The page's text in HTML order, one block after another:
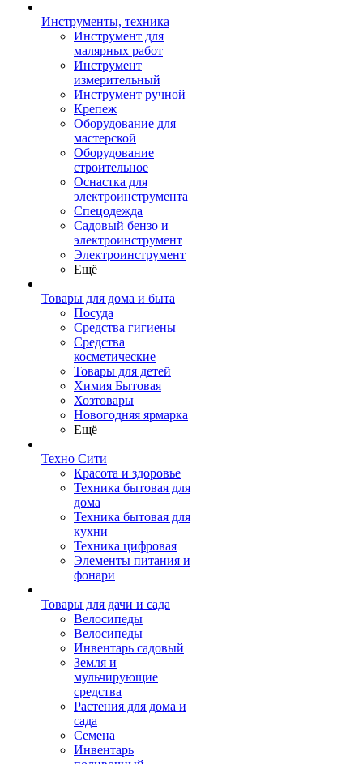
Инструменты, техника
Инструмент для
малярных работ
Инструмент
измерительный
Инструмент ручной
Крепеж
Оборудование для
мастерской
Оборудование
строительное
Оснастка для
электроинструмента
Спецодежда
Садовый бензо и
электроинструмент
Электроинструмент
Ещё
Товары для дома и быта
Посуда
Средства гигиены
Средства
косметические
Товары для детей
Химия Бытовая
Хозтовары
Новогодняя ярмарка
Ещё
Техно Сити
Красота и здоровье
Техника бытовая для
дома
Техника бытовая для
кухни
Техника цифровая
Элементы питания и
фонари
Товары для дачи и сада
Велосипеды
Велосипеды
Инвентарь садовый
Земля и
мульчирующие
средства
Растения для дома и
сада
Семена
Инвентарь